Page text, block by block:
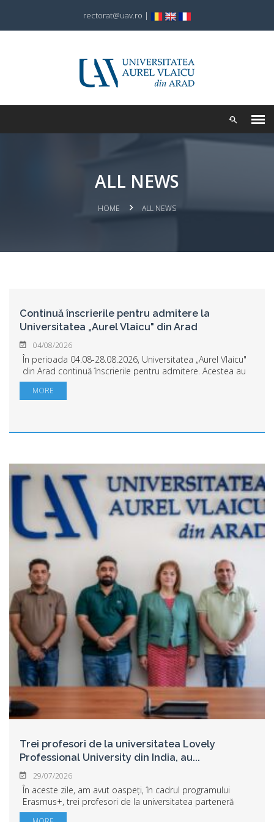
rectorat@uav.ro |
ALL NEWS
HOME ALL NEWS
Continuă înscrierile pentru admitere la
Universitatea „Aurel Vlaicu" din Arad
04/08/2026
În perioada 04.08-28.08.2026, Universitatea „Aurel Vlaicu"
din Arad continuă înscrierile pentru admitere. Acestea au
loc în sala 10 parter din clădirea Rectoratului, Arad,
Bulevardul Revoluției, nr. 7...
MORE
Trei profesori de la universitatea Lovely
Professional University din India, au...
29/07/2026
În aceste zile, am avut oaspeți, în cadrul programului
Erasmus+, trei profesori de la universitatea parteneră
Lovely Professional University din India, care au desfășurat